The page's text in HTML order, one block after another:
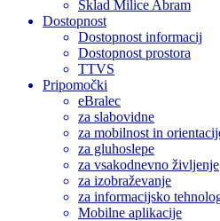
Sklad Milice Abram
Dostopnost
Dostopnost informacij
Dostopnost prostora
TTVS
Pripomočki
eBralec
za slabovidne
za mobilnost in
za gluhoslepe
za vsakodnevno življenje
za izobraževanje
za informacijsko
Mobilne aplikacije